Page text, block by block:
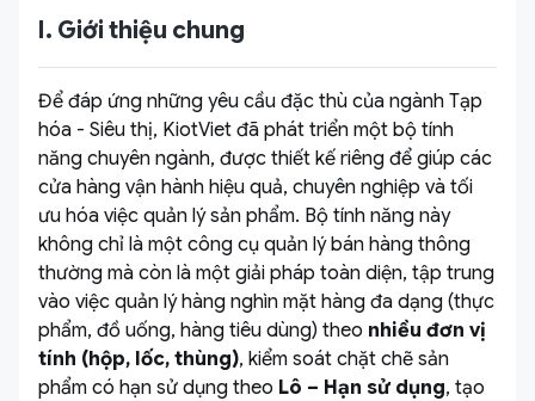
I. Giới thiệu chung
Để đáp ứng những yêu cầu đặc thù của ngành Tạp
hóa - Siêu thị, KiotViet đã phát triển một bộ tính
năng chuyên ngành, được thiết kế riêng để giúp các
cửa hàng vận hành hiệu quả, chuyên nghiệp và tối
ưu hóa việc quản lý sản phẩm. Bộ tính năng này
không chỉ là một công cụ quản lý bán hàng thông
thường mà còn là một giải pháp toàn diện, tập trung
vào việc quản lý hàng nghìn mặt hàng đa dạng (thực
phẩm, đồ uống, hàng tiêu dùng) theo nhiều đơn vị
tính (hộp, lốc, thùng), kiểm soát chặt chẽ sản
phẩm có hạn sử dụng theo Lô – Hạn sử dụng, tạo